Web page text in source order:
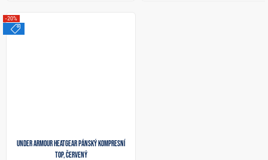
Under Armour HeatGear pánský kompresní
top, červený
-20%